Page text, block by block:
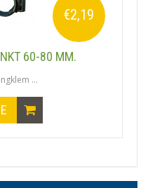
€2,19
60-80 MM.
...